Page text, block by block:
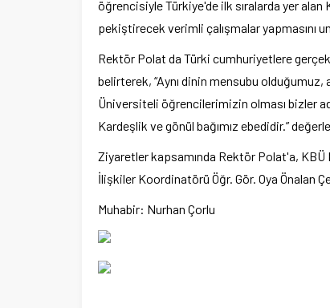
öğrencisiyle Türkiye'de ilk sıralarda yer
pekiştirecek verimli çalışmalar yapmasını
Rektör Polat da Türki cumhuriyetlere
belirterek, “Aynı dinin mensubu
Üniversiteli öğrencilerimizin olması bizler
Kardeşlik ve gönül bağımız ebedidir.”
Ziyaretler kapsamında Rektör Polat'a, KBÜ
İlişkiler Koordinatörü Öğr. Gör. Oya Önalan
Muhabir: Nurhan Çorlu